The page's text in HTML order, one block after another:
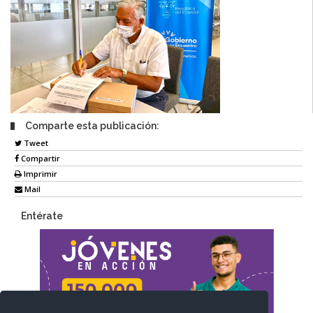
Comparte esta publicación:
Tweet
Compartir
Imprimir
Mail
Entérate